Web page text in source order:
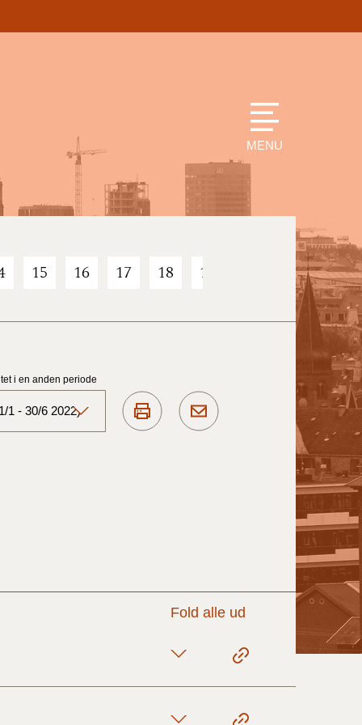
MENU
15 16 17 18 19 21 22
i en anden periode
1 - 30/6 2022)
7- 31/12
Fold alle ud